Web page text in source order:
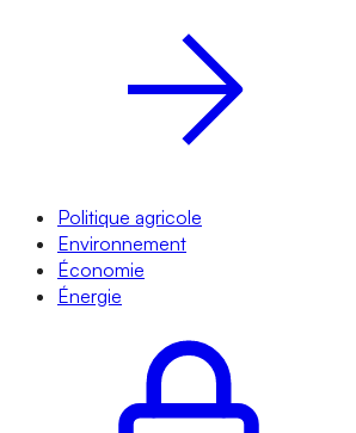
Politique agricole
Environnement
Économie
Énergie